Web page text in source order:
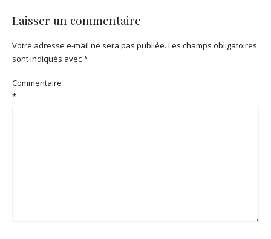
Laisser un commentaire
Votre adresse e-mail ne sera pas publiée. Les champs obligatoires
sont indiqués avec*
Commentaire
*